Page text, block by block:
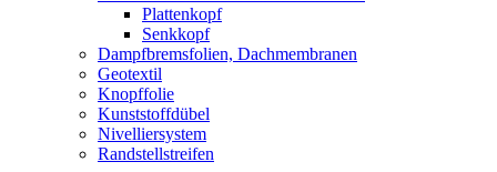
Plattenkopf
Senkkopf
Dampfbremsfolien, Dachmembranen
Geotextil
Knopffolie
Kunststoffdübel
Nivelliersystem
Randstellstreifen